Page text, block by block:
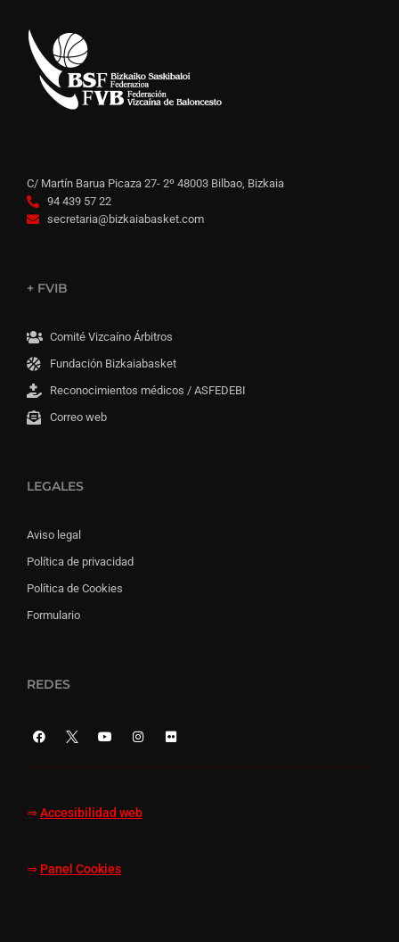
C/ Martín Barua Picaza 27- 2º 48003 Bilbao, Bizkaia
94 439 57 22
secretaria@bizkaiabasket.com
+ FVIB
Comité Vizcaíno Árbitros
Fundación Bizkaiabasket
Reconocimientos médicos / ASFEDEBI
Correo web
LEGALES
Aviso legal
Política de privacidad
Política de Cookies
Formulario
REDES
⇒ Accesibilidad web
⇒ Panel Cookies